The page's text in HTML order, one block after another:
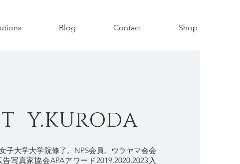
Blog Contact Shop
Y.KURODA
子大学大学院修了。NPS会員。ウラヤマ会会
写真家協会APAアワード2019,2020,2023入